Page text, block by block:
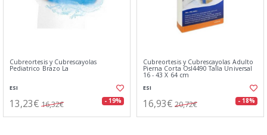
Cubreortesis y Cubrescayolas
Pediatrico Brazo La
ESI
13,23€ 16,32€ - 19%
Cubreortesis y Cubrescayolas Adulto
Pierna Corta Osl4490 Talla Universal
16 - 43 X 64 cm
ESI
16,93€ 20,72€ - 18%